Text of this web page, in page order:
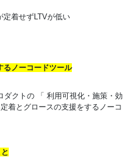
定着せずLTVが低い
るノーコードツール
ダクトの 「 利用可視化・施策・効
着とグロースの支援をするノーコ